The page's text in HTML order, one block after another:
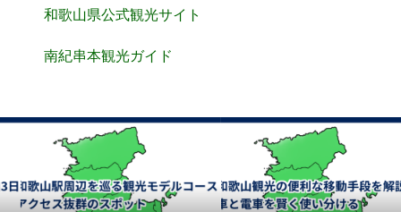
和歌山県公式観光サイト
南紀串本観光ガイド